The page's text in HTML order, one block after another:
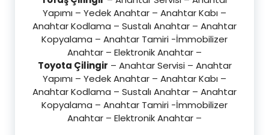
Yapımı – Yedek Anahtar – Anahtar Kabı –
Anahtar Kodlama – Sustalı Anahtar – Anahtar
Kopyalama – Anahtar Tamiri -İmmobilizer
Anahtar – Elektronik Anahtar –
Toyota Çilingir – Anahtar Servisi – Anahtar
Yapımı – Yedek Anahtar – Anahtar Kabı –
Anahtar Kodlama – Sustalı Anahtar – Anahtar
Kopyalama – Anahtar Tamiri -İmmobilizer
Anahtar – Elektronik Anahtar –